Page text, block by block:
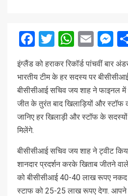
Facebook
Twitter
इंग्लैंड को हराकर रिकॉर्ड पांचवीं बार
भारतीय टीम के हर सदस्य पर
बीसीसीआई सचिव जय शाह ने फाइनल में
जीत के तुरंत बाद खिलाड़ियों और स्टॉफ
जानिए हर खिलाड़ी और स्टॉफ के
मिलेंगे.
बीसीसीआई सचिव जय शाह ने ट्वीट
शानदार प्रदर्शन करके खिताब जीतने
को बीसीसीआई 40-40 लाख रूपए नकद
स्टाफ को 25-25 लाख रूपए देगा. आपने